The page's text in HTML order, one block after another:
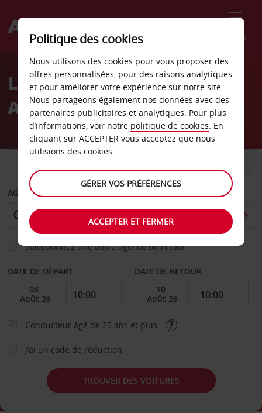
Menu
Welcome
AvisLocation de voiture
Angelholm
AGENCE DE DÉPART
Sélectionnez une autre agence de retour
DATE DE DÉPART DATE DE RETOUR
Conducteur âgé de 25 ans et plus
J’ai un code de réduction
TROUVER DES VOITURES
Politique des cookies
Nous utilisons des cookies pour vous proposer des
offres personnalisées, pour des raisons analytiques
et pour améliorer votre expérience sur notre site.
Nous partageons également nos données avec des
partenaires publicitaires et analytiques. Pour plus
d’informations, voir notre politique de cookies. En
cliquant sur ACCEPTER vous acceptez que nous
utilisions des cookies.
GÉRER VOS PRÉFÉRENCES
ACCEPTER ET FERMER